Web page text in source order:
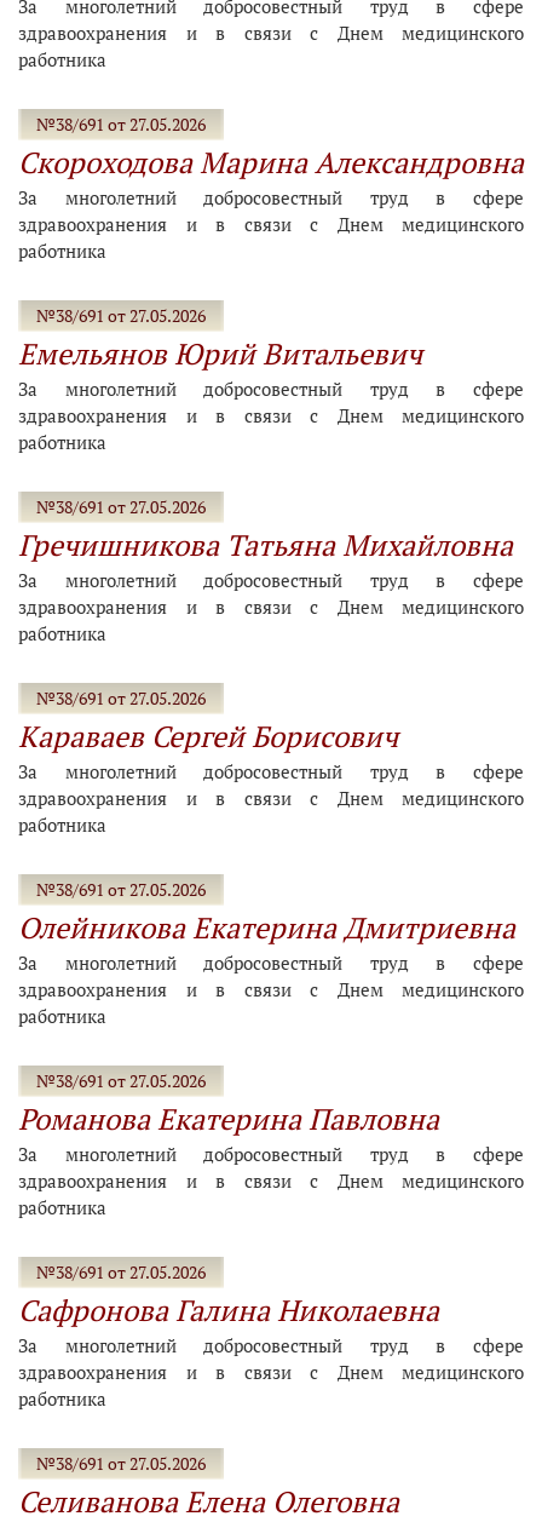
За многолетний добросовестный труд в сфере
здравоохранения и в связи с Днем медицинского
работника
№38/691 от 27.05.2026
Скороходова Марина Александровна
За многолетний добросовестный труд в сфере
здравоохранения и в связи с Днем медицинского
работника
№38/691 от 27.05.2026
Емельянов Юрий Витальевич
За многолетний добросовестный труд в сфере
здравоохранения и в связи с Днем медицинского
работника
№38/691 от 27.05.2026
Гречишникова Татьяна Михайловна
За многолетний добросовестный труд в сфере
здравоохранения и в связи с Днем медицинского
работника
№38/691 от 27.05.2026
Караваев Сергей Борисович
За многолетний добросовестный труд в сфере
здравоохранения и в связи с Днем медицинского
работника
№38/691 от 27.05.2026
Олейникова Екатерина Дмитриевна
За многолетний добросовестный труд в сфере
здравоохранения и в связи с Днем медицинского
работника
№38/691 от 27.05.2026
Романова Екатерина Павловна
За многолетний добросовестный труд в сфере
здравоохранения и в связи с Днем медицинского
работника
№38/691 от 27.05.2026
Сафронова Галина Николаевна
За многолетний добросовестный труд в сфере
здравоохранения и в связи с Днем медицинского
работника
№38/691 от 27.05.2026
Селиванова Елена Олеговна